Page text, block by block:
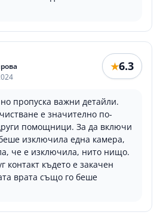
★6.3
пропуска важни детайли.
е значително по-
помощници. За да включи
изключила една камера,
че е изключила, нито нищо.
контакт където е закачен
врата също го беше